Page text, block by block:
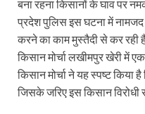
बना रहना किसानों के घाव पर
प्रदेश पुलिस इस घटना में
करने का काम मुस्तैदी से कर
किसान मोर्चा लखीमपुर खेरी में
किसान मोर्चा ने यह स्पष्ट किया
जिसके जरिए इस किसान विरोधी